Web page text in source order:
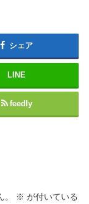
シェア
LINE
feedly
※ が付いている